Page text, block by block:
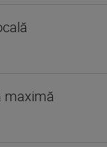
maximă